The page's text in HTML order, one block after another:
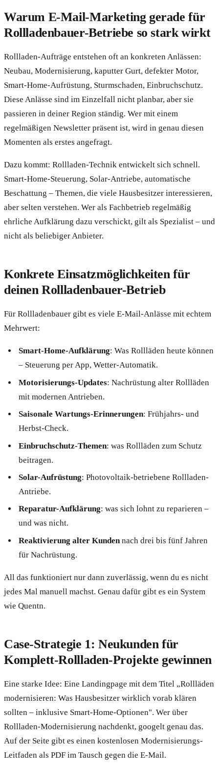
Warum E-Mail-Marketing gerade für
Rollladenbauer-Betriebe so stark wirkt
Rollladen-Aufträge entstehen oft an konkreten Anlässen:
Neubau, Modernisierung, kaputter Gurt, defekter Motor,
Smart-Home-Aufrüstung, Sturmschaden, Einbruchschutz.
Diese Anlässe sind im Einzelfall nicht planbar, aber sie
passieren in deiner Region ständig. Wer mit einem
regelmäßigen Newsletter präsent ist, wird in genau diesen
Momenten als erstes angefragt.
Dazu kommt: Rollladen-Technik entwickelt sich schnell.
Smart-Home-Steuerung, Solar-Antriebe, automatische
Beschattung – Themen, die viele Hausbesitzer interessieren,
aber selten verstehen. Wer als Fachbetrieb regelmäßig
ehrliche Aufklärung dazu verschickt, gilt als Spezialist – und
nicht als beliebiger Anbieter.
Konkrete Einsatzmöglichkeiten für
deinen Rollladenbauer-Betrieb
Für Rollladenbauer gibt es viele E-Mail-Anlässe mit echtem
Mehrwert:
Smart-Home-Aufklärung: Was Rollläden heute können
– Steuerung per App, Wetter-Automatik.
Motorisierungs-Updates: Nachrüstung alter Rollläden
mit modernen Antrieben.
Saisonale Wartungs-Erinnerungen: Frühjahrs- und
Herbst-Check.
Einbruchschutz-Themen: was Rollläden zum Schutz
beitragen.
Solar-Aufrüstung: Photovoltaik-betriebene Rollladen-
Antriebe.
Reparatur-Aufklärung: was sich lohnt zu reparieren –
und was nicht.
Reaktivierung alter Kundennach drei bis fünf Jahren
für Nachrüstung.
All das funktioniert nur dann zuverlässig, wenn du es nicht
jedes Mal manuell machst. Genau dafür gibt es ein System
wie Quentn.
Case-Strategie 1: Neukunden für
Komplett-Rollladen-Projekte gewinnen
Eine starke Idee: Eine Landingpage mit dem Titel „Rollläden
modernisieren: Was Hausbesitzer wirklich vorab klären
sollten – inklusive Smart-Home-Optionen". Wer über
Rollladen-Modernisierung nachdenkt, googelt genau das.
Auf der Seite gibt es einen kostenlosen Modernisierungs-
Leitfaden als PDF im Tausch gegen die E-Mail.